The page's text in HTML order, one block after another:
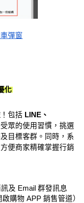
彈窗
化
！包括 LINE、
眾的使用習慣，挑選
目標客群。同時，系
便商家精確掌握行銷
及 Email 群發訊息
啟購物 APP 銷售管道）